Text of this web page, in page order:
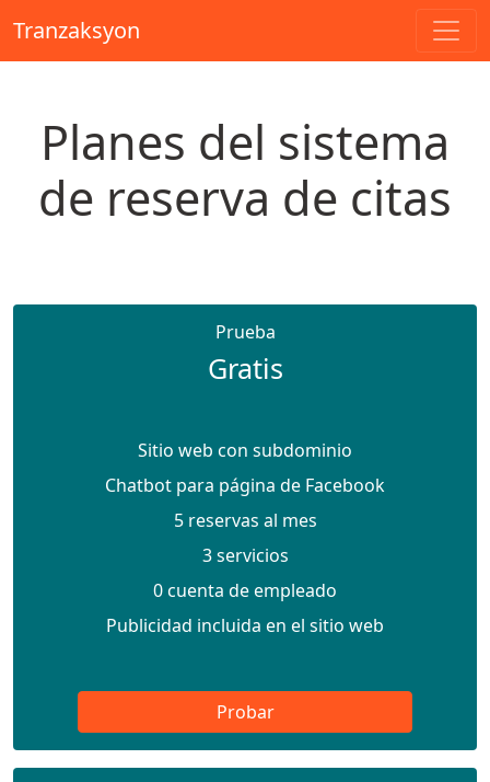
Tranzaksyon
Planes del sistema
de reserva de citas
Prueba
Gratis
Sitio web con subdominio
Chatbot para página de Facebook
5 reservas al mes
3 servicios
0 cuenta de empleado
Publicidad incluida en el sitio web
Probar